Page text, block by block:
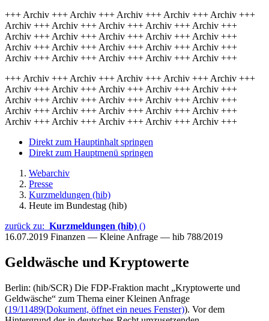
+++ Archiv +++ Archiv +++ Archiv +++ Archiv +++ Archiv +++
Archiv +++ Archiv +++ Archiv +++ Archiv +++ Archiv +++
Archiv +++ Archiv +++ Archiv +++ Archiv +++ Archiv +++
Archiv +++ Archiv +++ Archiv +++ Archiv +++ Archiv +++
Archiv +++ Archiv +++ Archiv +++ Archiv +++ Archiv +++
+++ Archiv +++ Archiv +++ Archiv +++ Archiv +++ Archiv +++
Archiv +++ Archiv +++ Archiv +++ Archiv +++ Archiv +++
Archiv +++ Archiv +++ Archiv +++ Archiv +++ Archiv +++
Archiv +++ Archiv +++ Archiv +++ Archiv +++ Archiv +++
Archiv +++ Archiv +++ Archiv +++ Archiv +++ Archiv +++
Direkt zum Hauptinhalt springen
Direkt zum Hauptmenü springen
Webarchiv
Presse
Kurzmeldungen (hib)
Heute im Bundestag (hib)
zurück zu: Kurzmeldungen (hib) ()
16.07.2019 Finanzen — Kleine Anfrage — hib 788/2019
Geldwäsche und Kryptowerte
Berlin: (hib/SCR) Die FDP-Fraktion macht „Kryptowerte und
Geldwäsche“ zum Thema einer Kleinen Anfrage
(19/11489(Dokument, öffnet ein neues Fenster)). Vor dem